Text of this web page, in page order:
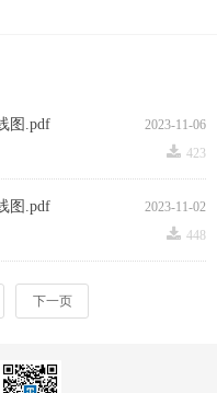
2023-11-06
图.pdf
끂 423
2023-11-02
图.pdf
끂 448
下一页